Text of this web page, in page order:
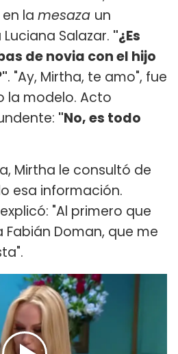
la mesaza un
Salazar. "¿Es
de novia con el hijo
. "Ay, Mirtha, te amo", fue
la modelo. Acto
"No, es todo
Mirtha le consultó de
esa información.
"Al primero que
Fabián Doman, que me